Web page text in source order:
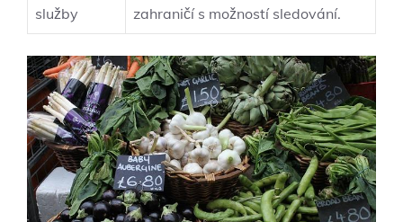
služby
zahraničí s možností sledování.